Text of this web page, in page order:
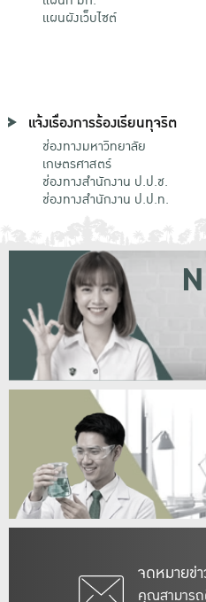
แผนผังเว็บไซต์
แจ้งเรื่องการร้องเรียนทุจริต
ช่องทางมหาวิทยาลัย
เกษตรศาสตร์
ช่องทางสำนักงาน ป.ป.ช.
ช่องทางสำนักงาน ป.ป.ท.
จดหมายข่
คุณสามาร